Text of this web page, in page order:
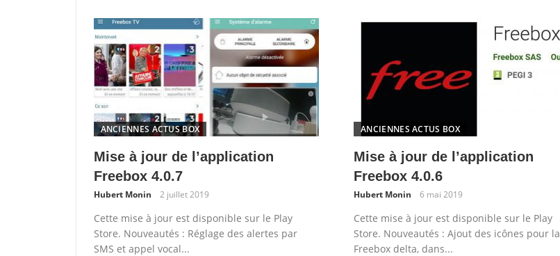
ANCIENNES ACTUS BOX
Mise à jour de l’application
Freebox 4.0.7
Hubert Monin 2 juillet 2019
Cette mise à jour est disponible sur le Play
Store. Nouveautés : Réglage des alertes par
SMS et appel vocal...
ANCIENNES ACTUS BOX
Mise à jour de l’application
Freebox 4.0.6
Hubert Monin 6 mai 2019
Cette mise à jour est disponible sur le Play
Store. Nouveautés : Ajout des icônes pour la
Freebox delta, dans...